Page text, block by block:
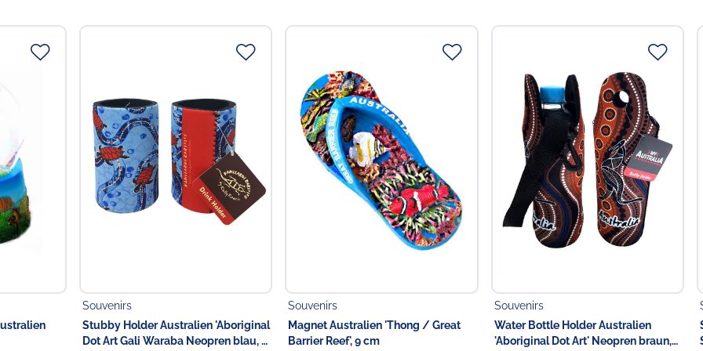
Verantwortlicher Lebensmittelunternehmer
Verantwortliche Person in der EU
Choppy's Food & Non-Food GmbH
22769 Hamburg
Deutschland
Souvenirs
Stubby Holder Australien 'Aboriginal
Dot Art Gali Waraba Neopren blau, 11
Souvenirs
Magnet Australien 'Thong / Great
Barrier Reef', 9 cm
Souvenirs
Water Bottle Holder Australien
'Aboriginal Dot Art' Neopren braun,